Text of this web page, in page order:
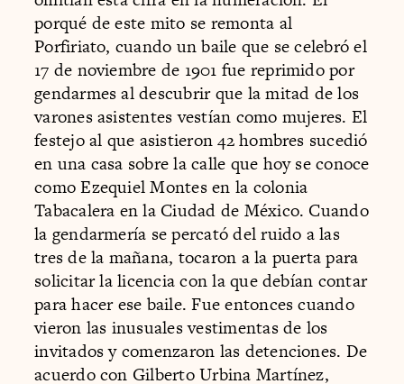
porqué de este mito se remonta al
Porfiriato, cuando un baile que se celebró el
17 de noviembre de 1901 fue reprimido por
gendarmes al descubrir que la mitad de los
varones asistentes vestían como mujeres. El
festejo al que asistieron 42 hombres sucedió
en una casa sobre la calle que hoy se conoce
como Ezequiel Montes en la colonia
Tabacalera en la Ciudad de México. Cuando
la gendarmería se percató del ruido a las
tres de la mañana, tocaron a la puerta para
solicitar la licencia con la que debían contar
para hacer ese baile. Fue entonces cuando
vieron las inusuales vestimentas de los
invitados y comenzaron las detenciones. De
acuerdo con Gilberto Urbina Martínez,